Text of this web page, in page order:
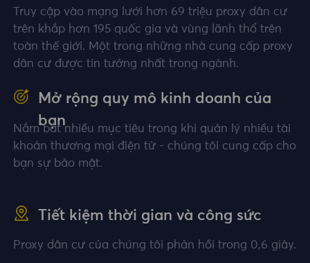
Truy cập vào mạng lưới hơn 69 triệu proxy dân cư
trên khắp hơn 195 quốc gia và vùng lãnh thổ trên
toàn thế giới. Một trong những nhà cung cấp proxy
dân cư được tin tưởng nhất trong ngành.
Mở rộng quy mô kinh doanh của
bạn
Nắm bắt nhiều mục tiêu trong khi quản lý nhiều tài
khoản thương mại điện tử - chúng tôi cung cấp cho
bạn sự bảo mật.
Tiết kiệm thời gian và công sức
Proxy dân cư của chúng tôi phản hồi trong 0,6 giây.